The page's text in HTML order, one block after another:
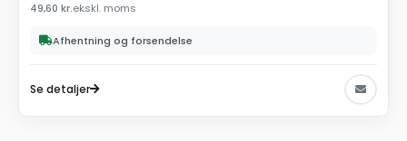
49,60 kr.ekskl. moms
Afhentning og forsendelse
Se detaljer